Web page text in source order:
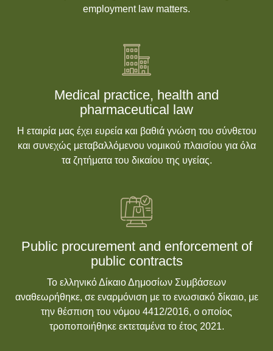
employment law matters.
Medical practice, health and
pharmaceutical law
Η εταιρία μας έχει ευρεία και βαθιά γνώση του σύνθετου
και συνεχώς μεταβαλλόμενου νομικού πλαισίου για όλα
τα ζητήματα του δικαίου της υγείας.
Public procurement and enforcement of
public contracts
Το ελληνικό Δίκαιο Δημοσίων Συμβάσεων
αναθεωρήθηκε, σε εναρμόνιση με το ενωσιακό δίκαιο, με
την θέσπιση του νόμου 4412/2016, ο οποίος
τροποποιήθηκε εκτεταμένα το έτος 2021.